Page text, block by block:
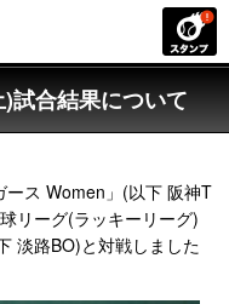
試合結果について
ス Women」(以下 阪神T
リーグ(ラッキーリーグ)
淡路BO)と対戦しました